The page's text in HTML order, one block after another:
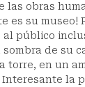
las obras
es su museo!
al público
de su
torre, en un
la